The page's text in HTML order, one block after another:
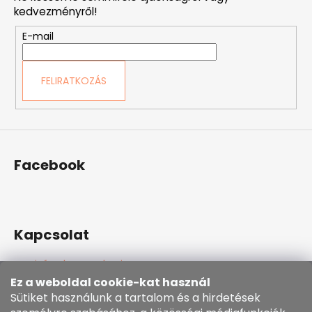
Ez a weboldal cookie-kat használ
Sütiket használunk a tartalom és a hirdetések
kedvezményről!
E-mail
FELIRATKOZÁS
Facebook
Kapcsolat
info@kozenezbozi.com
381281747, 603225633
603225633